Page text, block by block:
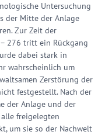
Untersuchung
der Mitte der Anlage
Zur Zeit der
276 tritt ein Rückgang
dabei stark in
wahrscheinlich um
Zerstörung der
festgestellt. Nach der
der Anlage und der
freigelegten
um sie so der Nachwelt